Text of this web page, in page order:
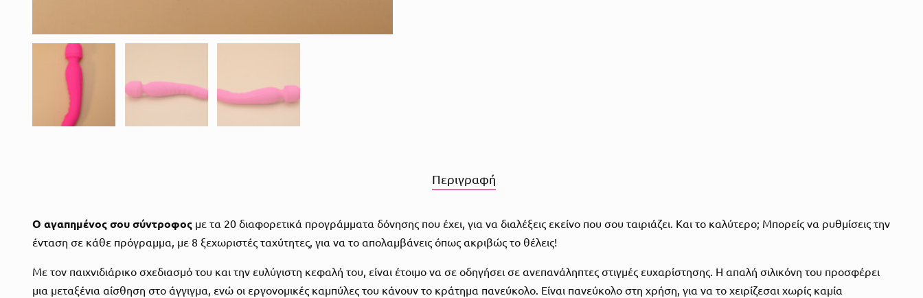
Περιγραφή
Ο αγαπημένος σου σύντροφος με τα 20 διαφορετικά προγράμματα δόνησης που έχει, για να διαλέξεις εκείνο που σου ταιριάζει. Και το καλύτερο; Μπορείς να ρυθμίσεις την
ένταση σε κάθε πρόγραμμα, με 8 ξεχωριστές ταχύτητες, για να το απολαμβάνεις όπως ακριβώς το θέλεις!
Με τον παιχνιδιάρικο σχεδιασμό του και την ευλύγιστη κεφαλή του, είναι έτοιμο να σε οδηγήσει σε ανεπανάληπτες στιγμές ευχαρίστησης. Η απαλή σιλικόνη του προσφέρει
μια μεταξένια αίσθηση στο άγγιγμα, ενώ οι εργονομικές καμπύλες του κάνουν το κράτημα πανεύκολο. Είναι πανεύκολο στη χρήση, για να το χειρίζεσαι χωρίς καμία